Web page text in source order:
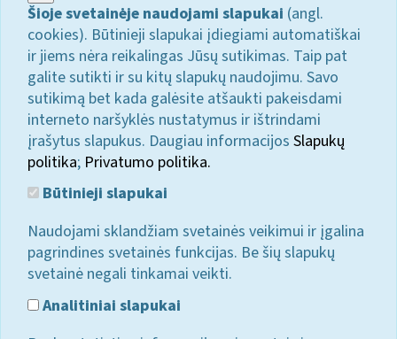
Šioje svetainėje naudojami slapukai (angl.
cookies). Būtinieji slapukai įdiegiami automatiškai
ir jiems nėra reikalingas Jūsų sutikimas. Taip pat
galite sutikti ir su kitų slapukų naudojimu. Savo
sutikimą bet kada galėsite atšaukti pakeisdami
interneto naršyklės nustatymus ir ištrindami
įrašytus slapukus. Daugiau informacijos Slapukų
politika; Privatumo politika.
Būtinieji slapukai
Naudojami sklandžiam svetainės veikimui ir įgalina
pagrindines svetainės funkcijas. Be šių slapukų
svetainė negali tinkamai veikti.
Analitiniai slapukai